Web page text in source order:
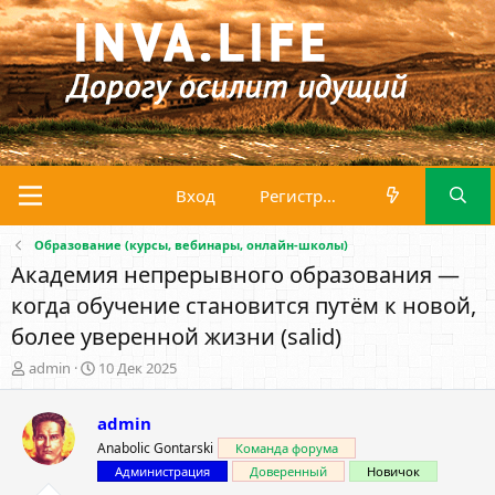
Вход Регистрация
Образование (курсы, вебинары, онлайн-школы)
Академия непрерывного образования —
когда обучение становится путём к новой,
более уверенной жизни (salid)
А
в
о
р
т
admin
Д
а
а
н
а
ч
10 Дек 2025
admin
Anabolic Gontarski
Команда форума
Администрация
Доверенный Новичок